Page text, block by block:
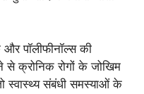
पॉलीफीनॉल्स की
से क्रोनिक रोगों के जोखिम
स्वास्थ्य संबंधी समस्याओं के